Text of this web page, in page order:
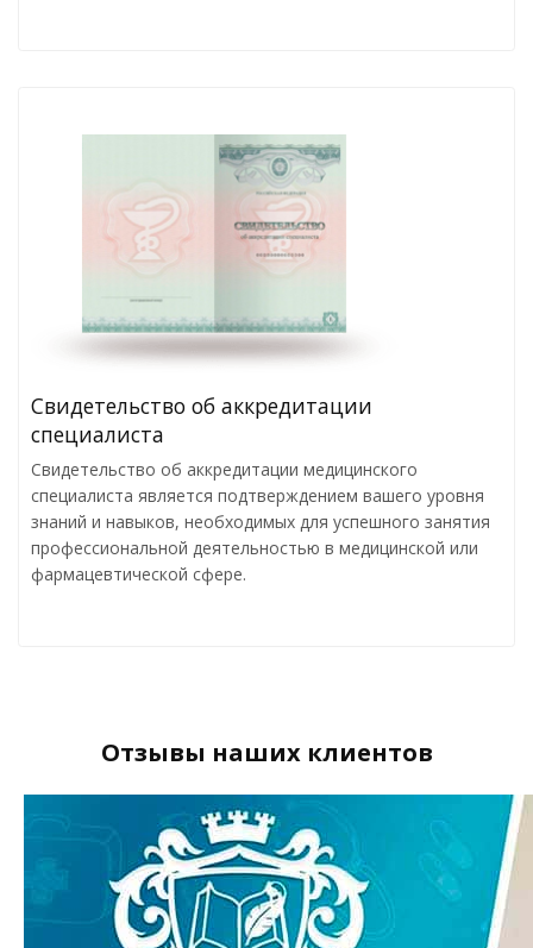
Свидетельство об аккредитации
специалиста
Свидетельство об аккредитации медицинского
специалиста является подтверждением вашего уровня
знаний и навыков, необходимых для успешного занятия
профессиональной деятельностью в медицинской или
фармацевтической сфере.
Отзывы наших клиентов